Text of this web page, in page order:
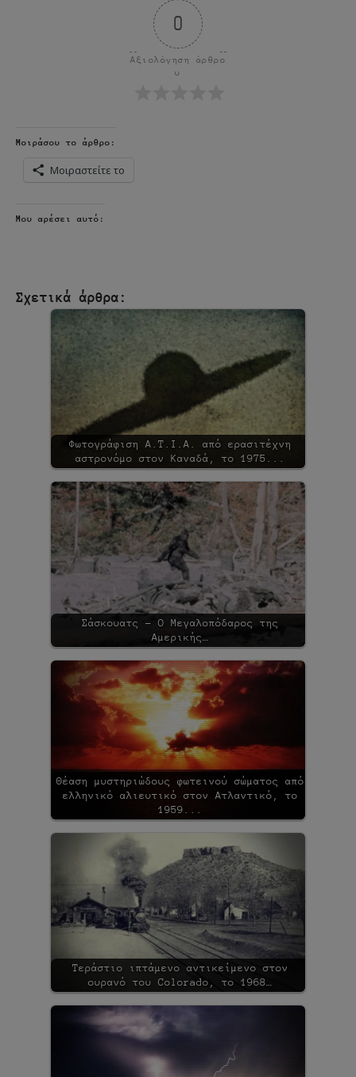
0
Αξιολόγηση άρθρο
υ
Μοιράσου το άρθρο:
Μοιραστείτε το
Μου αρέσει αυτό:
Σχετικά άρθρα:
Φωτογράφιση Α.Τ.Ι.Α. από ερασιτέχνη
αστρονόμο στον Καναδά, το 1975...
Σάσκουατς - Ο Μεγαλοπόδαρος της
Αμερικής…
Θέαση μυστηριώδους φωτεινού σώματος από
ελληνικό αλιευτικό στον Ατλαντικό, το
1959...
Τεράστιο ιπτάμενο αντικείμενο στον
ουρανό του Colorado, το 1968…